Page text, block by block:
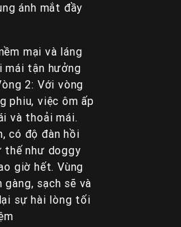
ánh mắt đầy
mại và láng
mái tận hưởng
2: Với vòng
phiu, việc ôm ấp
và thoải mái.
có độ đàn hồi
thế như doggy
giờ hết. Vùng
sạch sẽ và
sự hài lòng tối